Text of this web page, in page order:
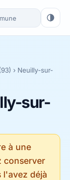
› Neuilly-sur-
sur-
à une
conserver
l'avez déjà